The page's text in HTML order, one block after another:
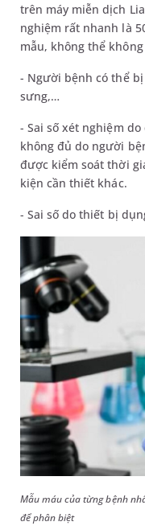
trên máy miễn dịch
nghiệm rất nhanh là
mẫu, không thể
- Người bệnh có thể
sưng,…
- Sai số xét nghiệm
không đủ do người
được kiểm soát thời
kiện cần thiết khác.
- Sai số do thiết bị
Mẫu máu của từng bệnh
để phân biệt